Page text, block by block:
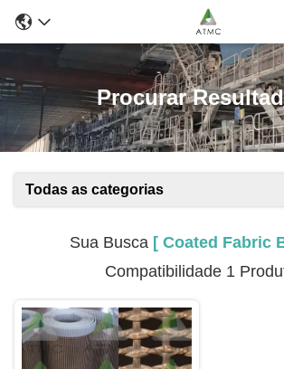
Procurar
Todas as categorias
Sua Busca [ Coated Fabric
Compatibilidade 1